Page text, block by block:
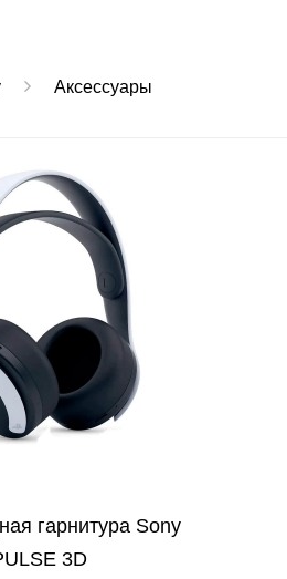
Аксессуары
гарнитура Sony
3D